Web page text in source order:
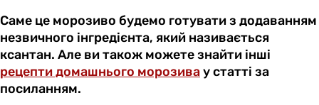
Саме це морозиво будемо готувати з додаванням
незвичного інгредієнта, який називається
ксантан. Але ви також можете знайти інші
рецепти домашнього морозивау статті за
посиланням.